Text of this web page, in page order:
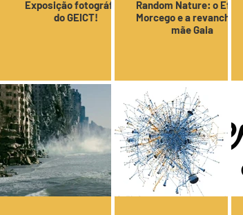
Exposição fotográfica
do GEICT!
Random Nature: o Efeito
Morcego e a revanche da
mãe Gaia